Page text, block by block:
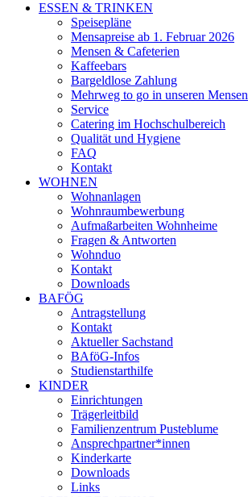
ESSEN & TRINKEN
Speisepläne
Mensapreise ab 1. Februar 2026
Mensen & Cafeterien
Kaffeebars
Bargeldlose Zahlung
Mehrweg to go in unseren Mensen
Service
Catering im Hochschulbereich
Qualität und Hygiene
FAQ
Kontakt
WOHNEN
Wohnanlagen
Wohnraumbewerbung
Aufmaßarbeiten Wohnheime
Fragen & Antworten
Wohnduo
Kontakt
Downloads
BAFÖG
Antragstellung
Kontakt
Aktueller Sachstand
BAföG-Infos
Studienstarthilfe
KINDER
Einrichtungen
Trägerleitbild
Familienzentrum Pusteblume
Ansprechpartner*innen
Kinderkarte
Downloads
Links